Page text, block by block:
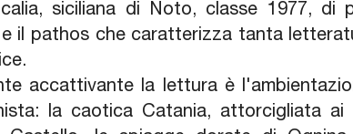
siciliana di Noto, classe 1977, di
il pathos che caratterizza tanta
accattivante la lettura è
la caotica Catania, attorcigliata ai